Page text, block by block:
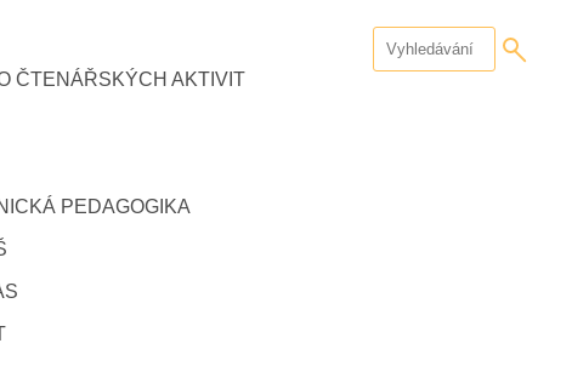
ČTENÁŘSKÝCH AKTIVIT
PEDAGOGIKA